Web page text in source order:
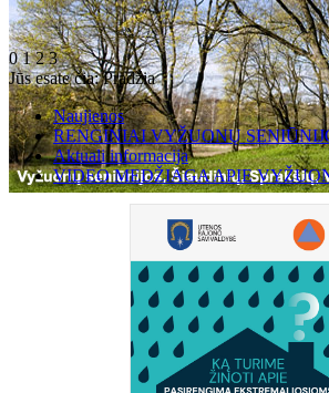
0123
Jūs esate čia:Pradžia
Naujienos
RENGINIAI VYŽUONŲ
Aktuali informacija
VIDEO MEDŽIAGA APIE